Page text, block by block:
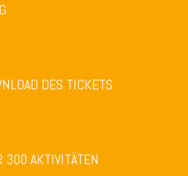
DES TICKETS
300 AKTIVITÄTEN